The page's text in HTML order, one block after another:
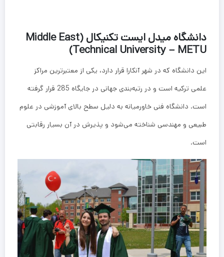
دانشگاه میدل ایست تکنیکال (Middle East
Technical University – METU)
این دانشگاه که در شهر آنکارا قرار دارد، یکی از معتبرترین مراکز
علمی ترکیه است و در رتبه‌بندی جهانی در جایگاه 285 قرار گرفته
است. دانشگاه فنی خاورمیانه به دلیل سطح بالای آموزشی در علوم
طبیعی و مهندسی شناخته می‌شود و پذیرش در آن بسیار رقابتی
است.